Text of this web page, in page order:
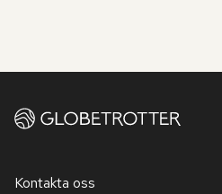
Kontakta oss